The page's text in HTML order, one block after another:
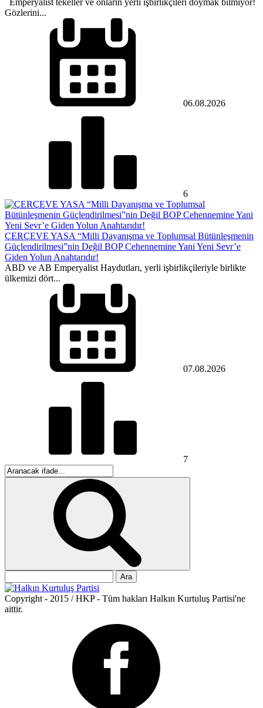
Gözlerini...
06.08.2026
6
ÇERÇEVE YASA “Milli Dayanışma ve Toplumsal Bütünleşmenin
Güçlendirilmesi”nin Değil BOP Cehennemine Yani Yeni Sevr’e
Giden Yolun Anahtarıdır!
​ABD ve AB Emperyalist Haydutları, yerli işbirlikçileriyle birlikte
ülkemizi dört...
07.08.2026
7
Copyright - 2015 / HKP - Tüm hakları Halkın Kurtuluş Partisi'ne
aittir.